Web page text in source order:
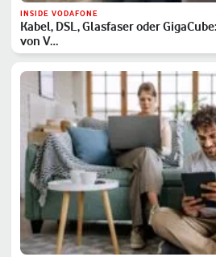
INSIDE VODAFONE
Kabel, DSL, Glasfaser oder
von V…